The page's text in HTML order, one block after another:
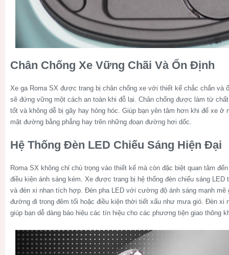
Chân Chống Xe Vững Chãi Và Ổn Định
Xe ga Roma SX được trang bị chân chống xe với thiết kế chắc chắn và
sẽ đứng vững một cách an toàn khi đỗ lại. Chân chống được làm từ
tốt và không dễ bị gãy hay hỏng hóc. Giúp bạn yên tâm hơn khi để xe ở
mặt đường bằng phẳng hay trên những đoạn đường hơi dốc.
Hệ Thống Đèn LED Chiếu Sáng Hiện Đại
Roma SX không chỉ chú trọng vào thiết kế mà còn đặc biệt quan tâm
điều kiện ánh sáng kém. Xe được trang bị hệ thống đèn chiếu sáng LED
và đèn xi nhan tích hợp. Đèn pha LED với cường độ ánh sáng mạnh mẽ
đường đi trong đêm tối hoặc điều kiện thời tiết xấu như mưa gió. Đèn xi
giúp bạn dễ dàng báo hiệu các tín hiệu cho các phương tiện giao thông